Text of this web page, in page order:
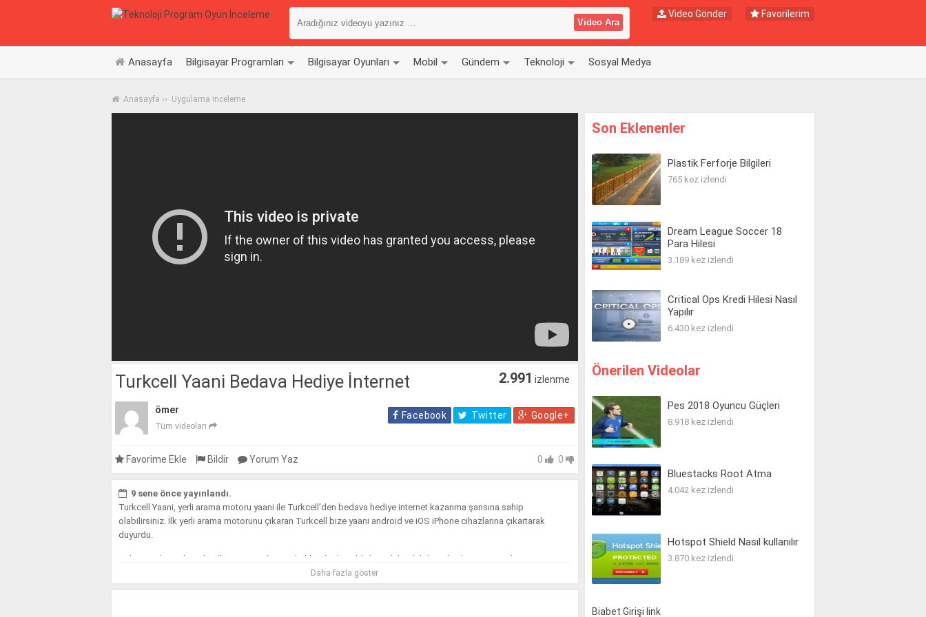
Favorilerim
Video Gönder
Anasayfa Bilgisayar Programları Bilgisayar Oyunları Mobil Gündem Teknoloji Sosyal Medya
Anasayfa ›› Uygulama inceleme
Turkcell Yaani Bedava Hediye İnternet 2.991 izlenme
ömer
Tüm videoları
Facebook Twitter Google+
Favorime Ekle Bildir Yorum Yaz 0 0
9 sene önce yayınlandı.
Turkcell Yaani, yerli arama motoru yaani ile Turkcell’den bedava hediye internet kazanma şansına sahip
olabilirsiniz. İlk yerli arama motorunu çıkaran Turkcell bize yaani android ve iOS iPhone cihazlarına çıkartarak
duyurdu.
Videoyu izleyerek Turkcell Yaani uygulaması hakkında detaylı bilgi sahibi olabilir ve bedava internet kampanyasına
sizlerde katılabilirsiniz. Turkcell abonelerine sunmuş olduğu 2GB internet kampanyası ile hediye internet verdiğini
Daha fazla göster
Son Eklenenler
Plastik Ferforje Bilgileri
765 kez izlendi
Dream League Soccer 18
Para Hilesi
3.189 kez izlendi
Critical Ops Kredi Hilesi Nasıl
Yapılır
6.430 kez izlendi
Önerilen Videolar
Pes 2018 Oyuncu Güçleri
8.918 kez izlendi
Bluestacks Root Atma
4.042 kez izlendi
Hotspot Shield Nasıl kullanılır
3.870 kez izlendi
Biabet Girişi link